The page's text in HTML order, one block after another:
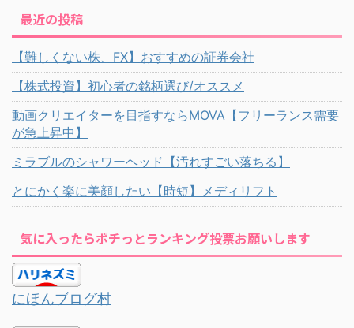
最近の投稿
【難しくない株、FX】おすすめの証券会社
【株式投資】初心者の銘柄選び/オススメ
動画クリエイターを目指すならMOVA【フリーランス需要
が急上昇中】
ミラブルのシャワーヘッド【汚れすごい落ちる】
とにかく楽に美顔したい【時短】メディリフト
気に入ったらポチっとランキング投票お願いします
にほんブログ村